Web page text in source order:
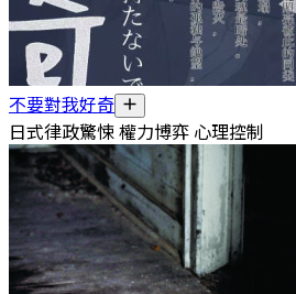
不要對我好奇
日式律政驚悚 權力博弈 心理控制